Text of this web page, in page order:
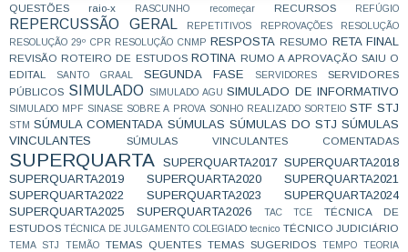
QUESTÕES raio-x RASCUNHO recomeçar RECURSOS REFÚGIO
REPERCUSSÃO GERAL REPETITIVOS REPROVAÇÕES
RESOLUÇÃO
RESOLUÇÃO 29º CPR
RESOLUÇÃO CNMP RESPOSTA RESUMO RETA FINAL
REVISÃO ROTEIRO DE ESTUDOS ROTINA RUMO A APROVAÇÃO SAIU O
EDITAL
SANTO GRAAL SEGUNDA FASE SERVIDORES
SERVIDORES
PÚBLICOS SIMULADO SIMULADO AGU SIMULADO DE INFORMATIVO
SIMULADO MPF SINASE SOBRE A PROVA SONHO REALIZADO SORTEIO STF STJ
STM SÚMULA COMENTADA SÚMULAS SÚMULAS DO STJ SÚMULAS
VINCULANTES
SÚMULAS VINCULANTES COMENTADAS
SUPERQUARTA SUPERQUARTA2017 SUPERQUARTA2018
SUPERQUARTA2019
SUPERQUARTA2020
SUPERQUARTA2021
SUPERQUARTA2022
SUPERQUARTA2023
SUPERQUARTA2024
SUPERQUARTA2025
SUPERQUARTA2026 TAC TCE
TÉCNICA DE
ESTUDOS TÉCNICA DE JULGAMENTO COLEGIADO tecnico TÉCNICO JUDICIÁRIO
TEMA STJ TEMÃO TEMAS QUENTES TEMAS SUGERIDOS TEMPO
TEORIA